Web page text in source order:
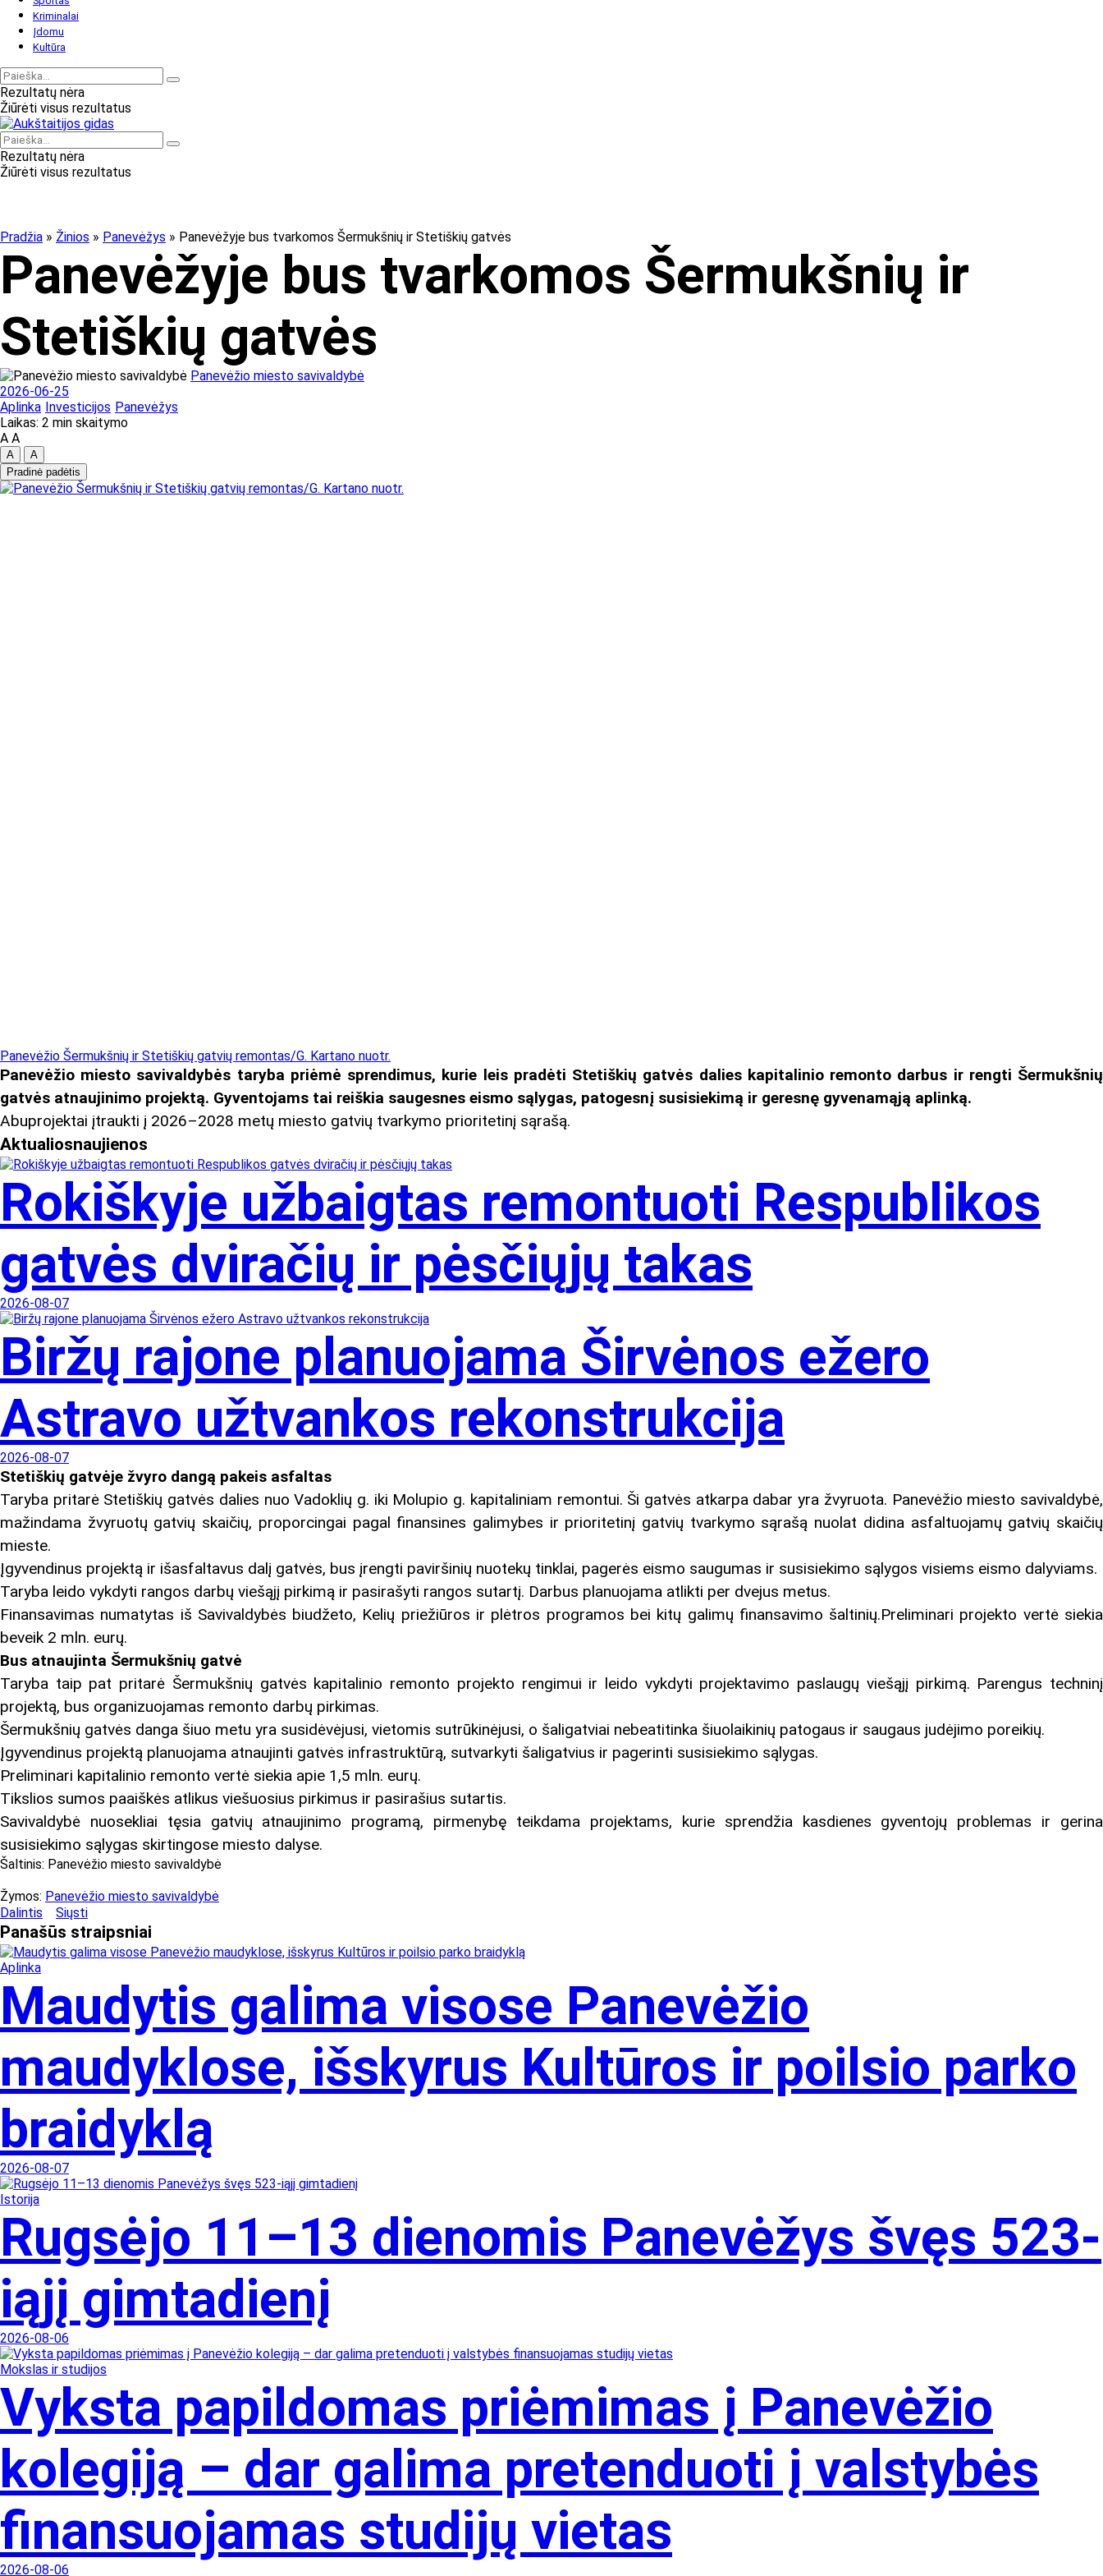
Kriminalai
Įdomu
Kultūra
Rezultatų nėra
Žiūrėti visus rezultatus
Rezultatų nėra
Žiūrėti visus rezultatus
Pradžia » Žinios » Panevėžys » Panevėžyje bus tvarkomos Šermukšnių ir Stetiškių gatvės
Panevėžyje bus tvarkomos Šermukšnių ir
Stetiškių gatvės
Panevėžio miesto savivaldybė
2026-06-25
Aplinka Investicijos Panevėžys
Laikas: 2 min skaitymo
A A
A
A
Pradinė padėtis
Panevėžio Šermukšnių ir Stetiškių gatvių remontas/G. Kartano nuotr.
Panevėžio miesto savivaldybės taryba priėmė sprendimus, kurie leis pradėti Stetiškių gatvės dalies kapitalinio remonto darbus ir rengti Šermukšnių
gatvės atnaujinimo projektą. Gyventojams tai reiškia saugesnes eismo sąlygas, patogesnį susisiekimą ir geresnę gyvenamąją aplinką.
Abuprojektai įtraukti į 2026–2028 metų miesto gatvių tvarkymo prioritetinį sąrašą.
Aktualiosnaujienos
Rokiškyje užbaigtas remontuoti Respublikos
gatvės dviračių ir pėsčiųjų takas
2026-08-07
Biržų rajone planuojama Širvėnos ežero
Astravo užtvankos rekonstrukcija
2026-08-07
Stetiškių gatvėje žvyro dangą pakeis asfaltas
Taryba pritarė Stetiškių gatvės dalies nuo Vadoklių g. iki Molupio g. kapitaliniam remontui. Ši gatvės atkarpa dabar yra žvyruota. Panevėžio miesto savivaldybė,
mažindama žvyruotų gatvių skaičių, proporcingai pagal finansines galimybes ir prioritetinį gatvių tvarkymo sąrašą nuolat didina asfaltuojamų gatvių skaičių
mieste.
Įgyvendinus projektą ir išasfaltavus dalį gatvės, bus įrengti paviršinių nuotekų tinklai, pagerės eismo saugumas ir susisiekimo sąlygos visiems eismo dalyviams.
Taryba leido vykdyti rangos darbų viešąjį pirkimą ir pasirašyti rangos sutartį. Darbus planuojama atlikti per dvejus metus.
Finansavimas numatytas iš Savivaldybės biudžeto, Kelių priežiūros ir plėtros programos bei kitų galimų finansavimo šaltinių.Preliminari projekto vertė siekia
beveik 2 mln. eurų.
Bus atnaujinta Šermukšnių gatvė
Taryba taip pat pritarė Šermukšnių gatvės kapitalinio remonto projekto rengimui ir leido vykdyti projektavimo paslaugų viešąjį pirkimą. Parengus techninį
projektą, bus organizuojamas remonto darbų pirkimas.
Šermukšnių gatvės danga šiuo metu yra susidėvėjusi, vietomis sutrūkinėjusi, o šaligatviai nebeatitinka šiuolaikinių patogaus ir saugaus judėjimo poreikių.
Įgyvendinus projektą planuojama atnaujinti gatvės infrastruktūrą, sutvarkyti šaligatvius ir pagerinti susisiekimo sąlygas.
Preliminari kapitalinio remonto vertė siekia apie 1,5 mln. eurų.
Tikslios sumos paaiškės atlikus viešuosius pirkimus ir pasirašius sutartis.
Savivaldybė nuosekliai tęsia gatvių atnaujinimo programą, pirmenybę teikdama projektams, kurie sprendžia kasdienes gyventojų problemas ir gerina
susisiekimo sąlygas skirtingose miesto dalyse.
Šaltinis: Panevėžio miesto savivaldybė
Žymos: Panevėžio miesto savivaldybė
Dalintis
Siųsti
Panašūs straipsniai
Aplinka
Maudytis galima visose Panevėžio
maudyklose, išskyrus Kultūros ir poilsio parko
braidyklą
2026-08-07
Istorija
Rugsėjo 11–13 dienomis Panevėžys švęs 523-
iąjį gimtadienį
2026-08-06
Mokslas ir studijos
Vyksta papildomas priėmimas į Panevėžio
kolegiją – dar galima pretenduoti į valstybės
finansuojamas studijų vietas
2026-08-06